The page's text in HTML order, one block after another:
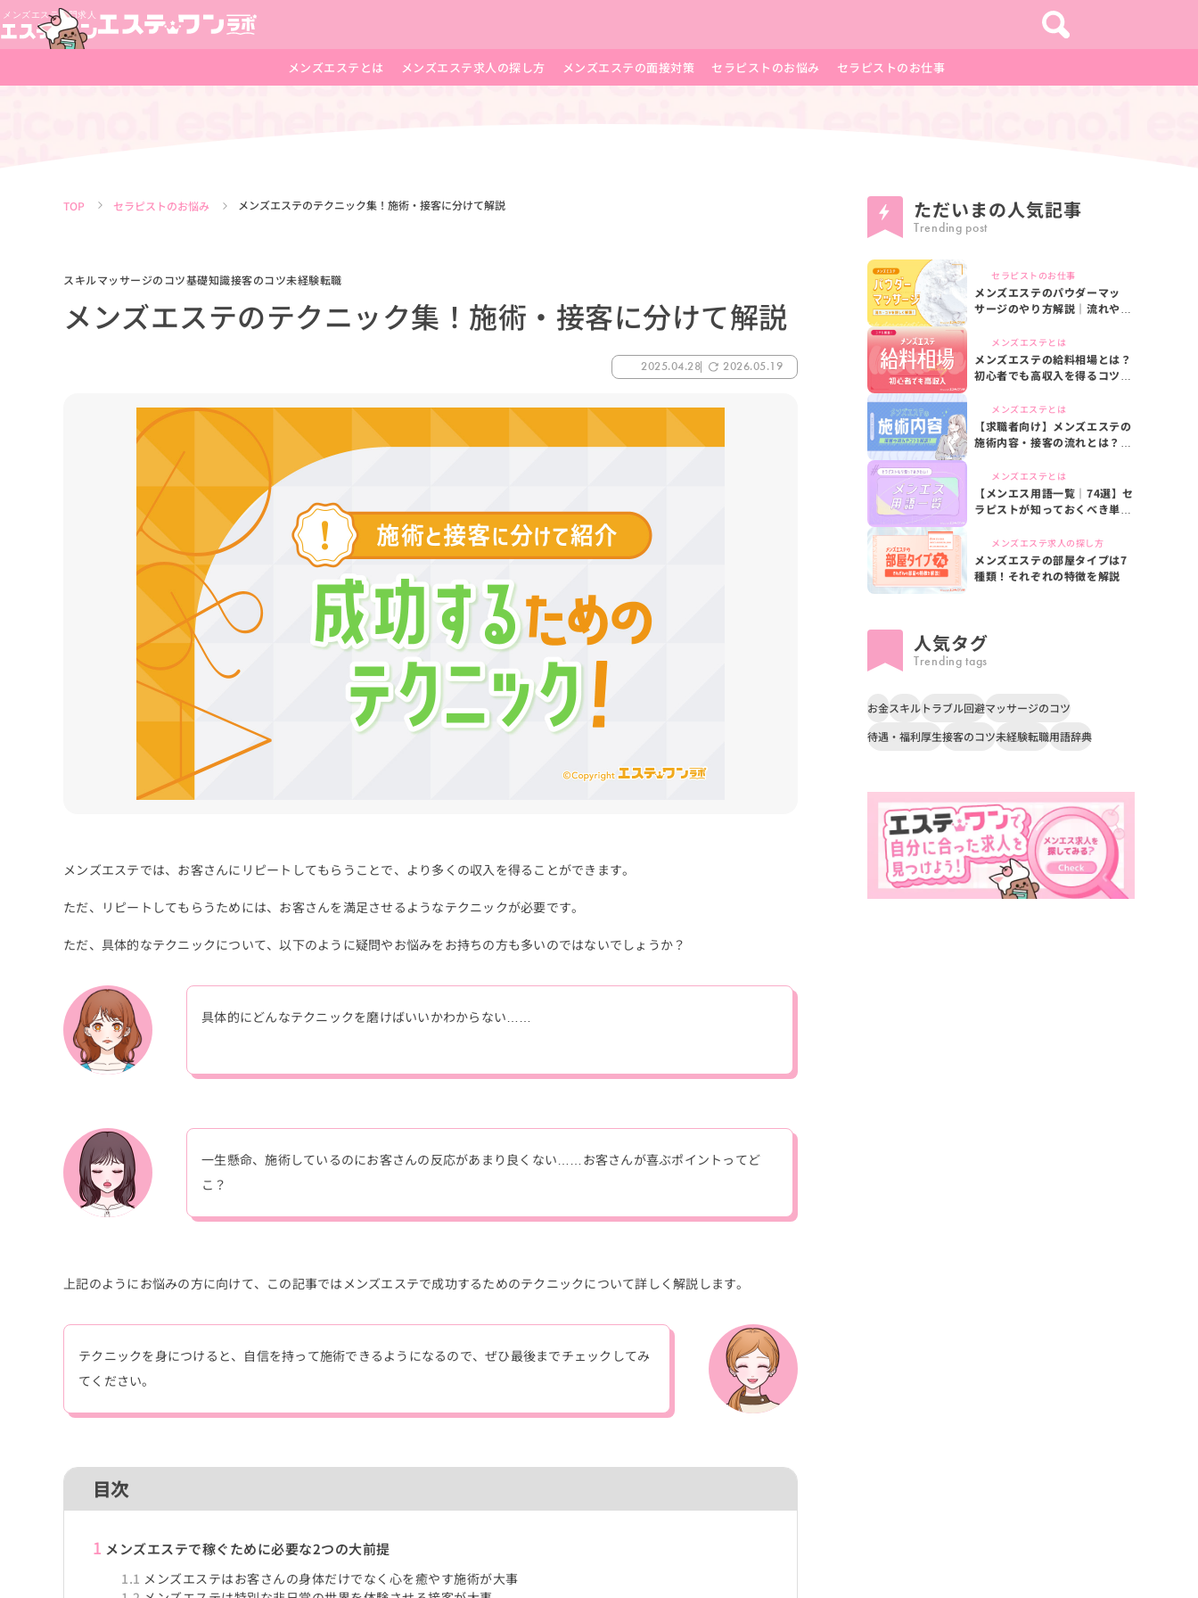
メンズエステとは メンズエステ求人の探し方 メンズエステの面接対策 セラピストのお悩み セラピストのお仕事
TOP セラピストのお悩み メンズエステのテクニック集！施術・接客に分けて解説
スキルマッサージのコツ基礎知識接客のコツ未経験転職
メンズエステのテクニック集！施術・接客に分けて解説
2025.04.28 2026.05.19
メンズエステでは、お客さんにリピートしてもらうことで、より多くの収入を得ることができます。
ただ、リピートしてもらうためには、お客さんを満足させるようなテクニックが必要です。
ただ、具体的なテクニックについて、以下のように疑問やお悩みをお持ちの方も多いのではないでしょうか？
具体的にどんなテクニックを磨けばいいかわからない……
一生懸命、施術しているのにお客さんの反応があまり良くない……お客さんが喜ぶポイントってど
こ？
上記のようにお悩みの方に向けて、この記事ではメンズエステで成功するためのテクニックについて詳しく解説します。
テクニックを身につけると、自信を持って施術できるようになるので、ぜひ最後までチェックしてみ
てください。
目次
1 メンズエステで稼ぐために必要な2つの大前提
1.1 メンズエステはお客さんの身体だけでなく心を癒やす施術が大事
ただいまの人気記事
Trending post
セラピストのお仕事
メンズエステのパウダーマッ
サージのやり方解説｜流れやコ
メンズエステとは
メンズエステの給料相場とは？
初心者でも高収入を得るコツを
メンズエステとは
【求職者向け】メンズエステの
施術内容・接客の流れとは？施
メンズエステとは
【メンエス用語一覧｜74選】セ
ラピストが知っておくべき単語
メンズエステ求人の探し方
メンズエステの部屋タイプは7
種類！それぞれの特徴を解説
人気タグ
Trending tags
お金スキル トラブル回避マッサージのコツ
待遇・福利厚生接客のコツ未経験転職用語辞典